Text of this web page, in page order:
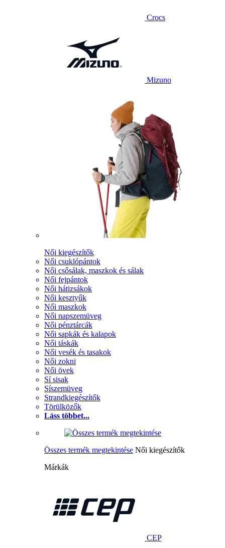
Crocs
Mizuno
Női kiegészítők
Női csuklópántok
Női csősálak, maszkok és sálak
Női fejpántok
Női hátizsákok
Női kesztyűk
Női maszkok
Női napszemüveg
Női pénztárcák
Női sapkák és kalapok
Női táskák
Női vesék és tasakok
Női zokni
Női övek
Sí sisak
Síszemüveg
Strandkiegészítők
Törülközők
Láss többet...
Összes termék megtekintése Női kiegészítők
Márkák
CEP